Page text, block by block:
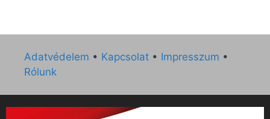
Adatvédelem • Kapcsolat • Impresszum •
Rólunk